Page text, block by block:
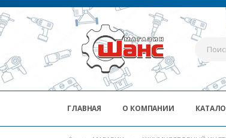
ГЛАВНАЯ О КОМПАНИИ